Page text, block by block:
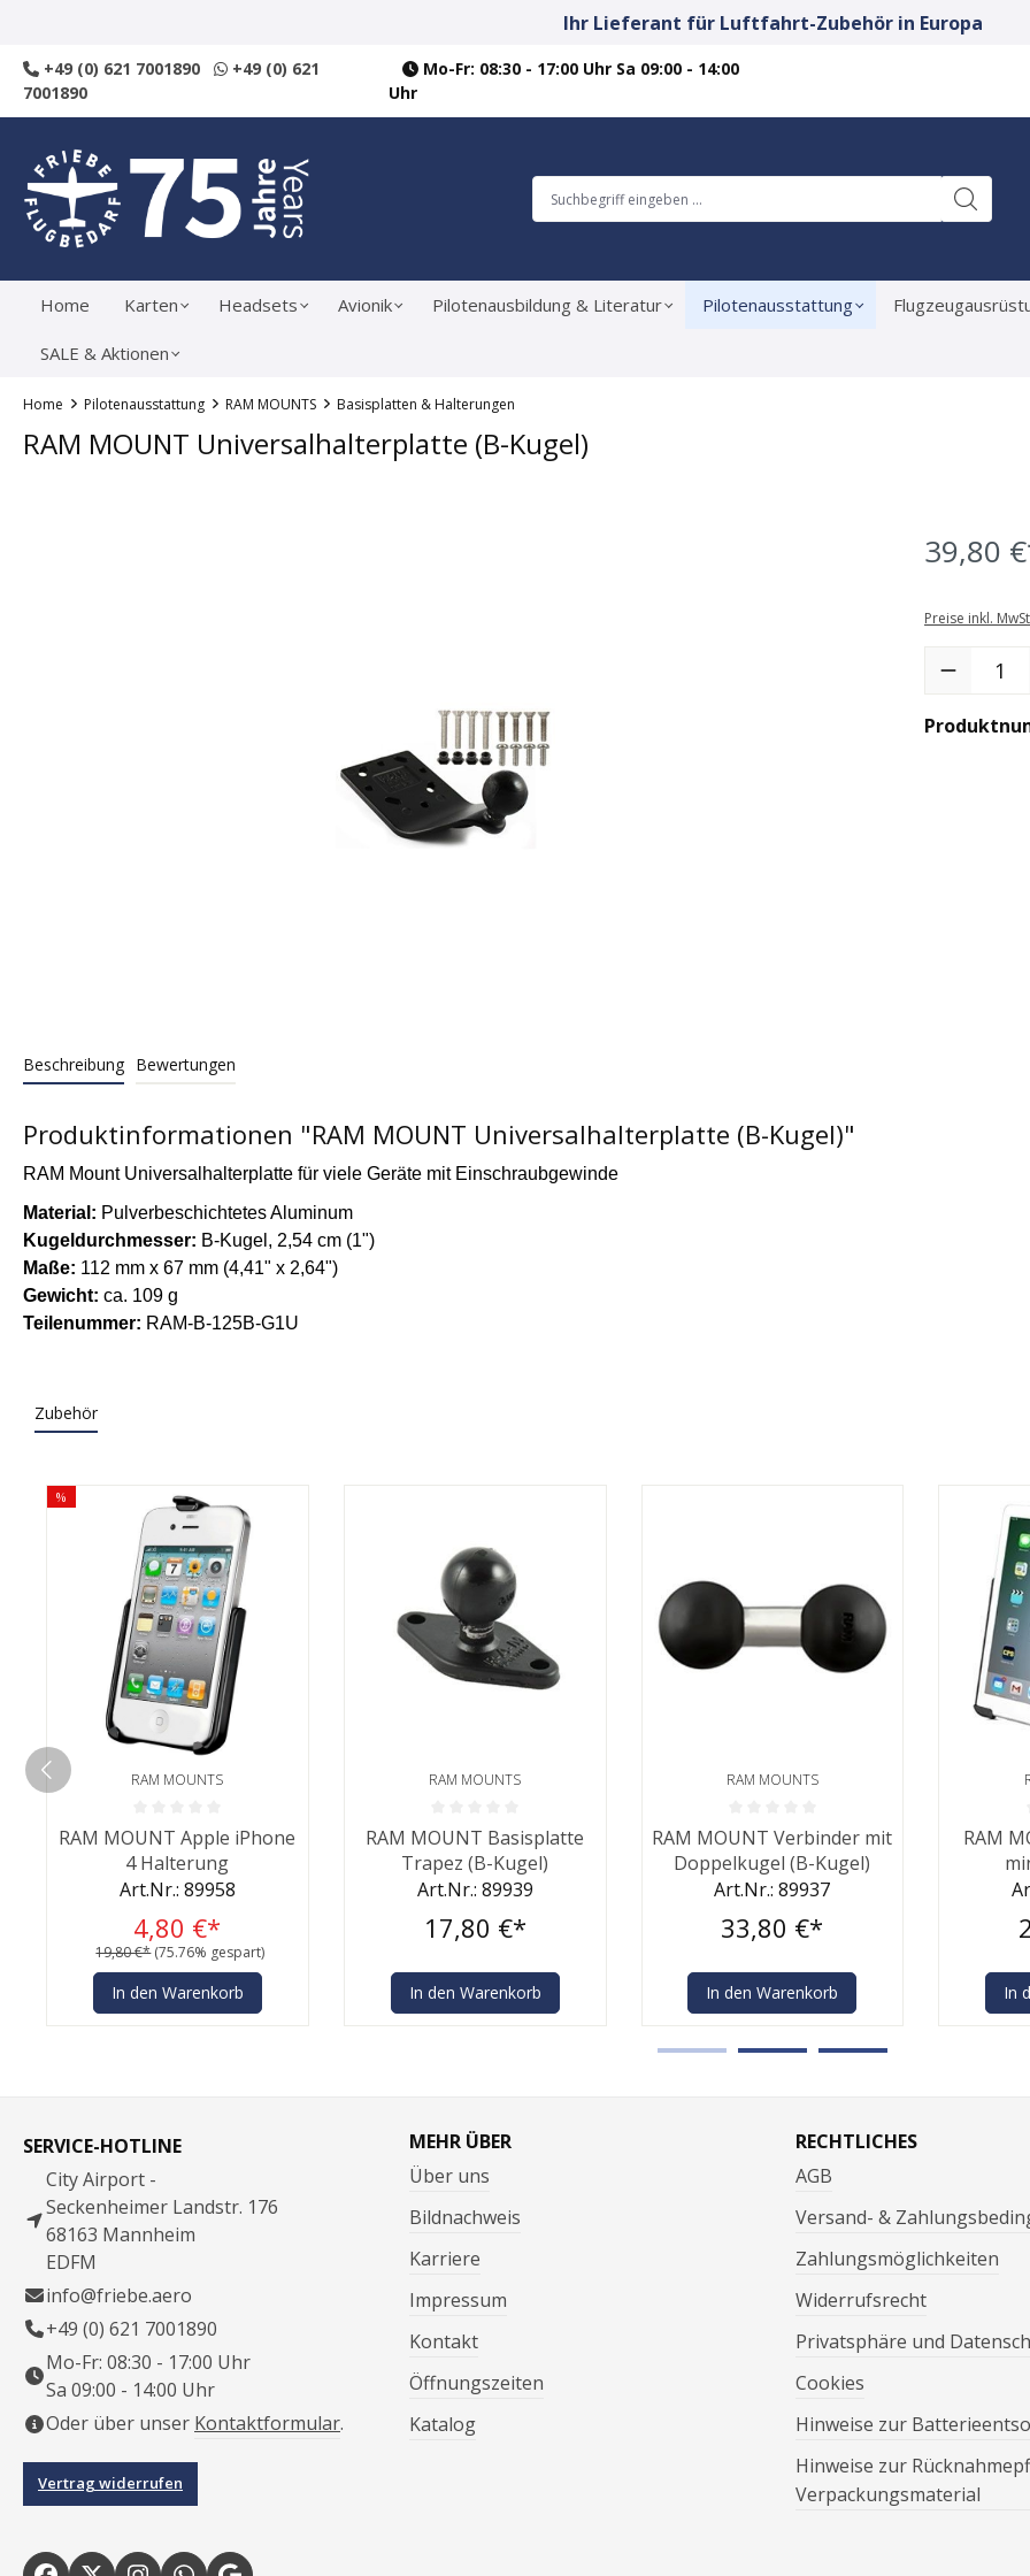
Ihr Lieferant für Luftfahrt-Zubehör in Europa
+49 (0) 621 7001890
+49 (0) 621
7001890
Mo-Fr: 08:30 - 17:00 Uhr Sa 09:00 - 14:00
Uhr
Home Karten Headsets Avionik Pilotenausbildung & Literatur Pilotenausstattung
SALE & Aktionen
Home Pilotenausstattung RAM MOUNTS Basisplatten & Halterungen
RAM MOUNT Universalhalterplatte (B-Kugel)
39,80
Preise inkl.
Produkt
Beschreibung Bewertungen
Produktinformationen "RAM MOUNT Universalhalterplatte (B-Kugel)"
RAM Mount Universalhalterplatte für viele Geräte mit Einschraubgewinde
Material: Pulverbeschichtetes Aluminum
Kugeldurchmesser: B-Kugel, 2,54 cm (1")
Maße: 112 mm x 67 mm (4,41" x 2,64")
Gewicht: ca. 109 g
Teilenummer: RAM-B-125B-G1U
Zubehör
%
RAM MOUNTS
Durchschnittliche Bewertung von 0 von 5 Sternen
RAM MOUNT Apple iPhone
4 Halterung
Art.Nr.: 89958
4,80 €*
19,80 €* (75.76% gespart)
In den Warenkorb
RAM MOUNTS
Durchschnittliche Bewertung von 0 von 5 Sternen
RAM MOUNT Basisplatte
Trapez (B-Kugel)
Art.Nr.: 89939
17,80 €*
In den Warenkorb
RAM MOUNTS
Durchschnittliche Bewertung von 0 von 5
RAM MOUNT Verbinder mit
Doppelkugel (B-Kugel)
Art.Nr.: 89937
33,80 €*
In den Warenkorb
RAM
In
SERVICE-HOTLINE
City Airport -
Seckenheimer Landstr. 176
68163 Mannheim
EDFM
info@friebe.aero
+49 (0) 621 7001890
Mo-Fr: 08:30 - 17:00 Uhr
Sa 09:00 - 14:00 Uhr
Oder über unser Kontaktformular.
Vertrag widerrufen
MEHR ÜBER
Über uns
Bildnachweis
Karriere
Impressum
Kontakt
Öffnungszeiten
Katalog
RECHTLICHES
AGB
Versand- &
Zahlungsmöglichkeiten
Widerrufsrecht
Privatsphäre und
Cookies
Hinweise zur
Hinweise zur
Verpackungsmaterial